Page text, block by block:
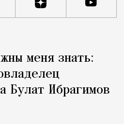
меня знать:
Булат Ибрагимов